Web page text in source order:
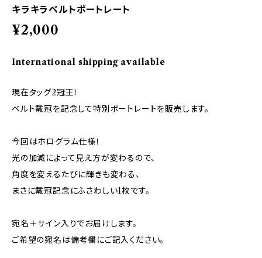
キラキラベルトポートレート
¥2,000
International shipping available
現在タッグ2冠王！
ベルト戴冠を記念して特別ポートレートを販売します。
今回はホログラム仕様！
光の加減によって見え方が変わるので、
角度を変えるたびに輝きも変わる、
まさに戴冠記念にふさわしい1枚です。
宛名＋サイン入りでお届けします。
ご希望の宛名は備考欄にご記入ください。